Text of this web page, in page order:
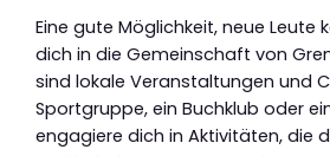
Eine gute Möglichkeit, neue Leute
dich in die Gemeinschaft von
sind lokale Veranstaltungen und
Sportgruppe, ein Buchklub oder
engagiere dich in Aktivitäten, die